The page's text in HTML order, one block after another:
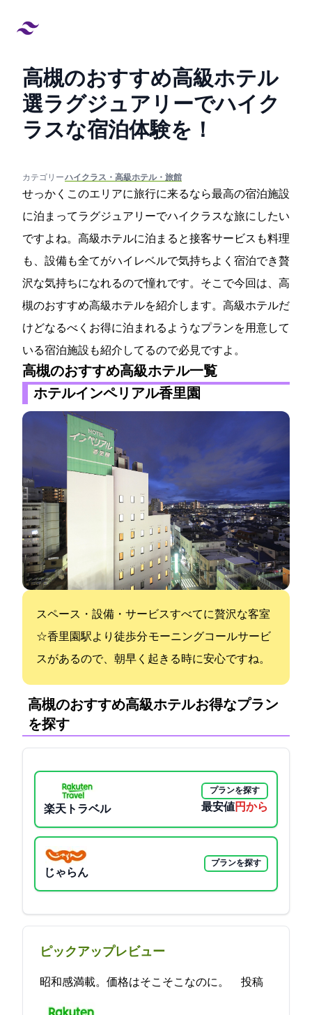
高槻のおすすめ高級ホテル9
選!ラグジュアリーでハイク
ラスな宿泊体験を！
カテゴリー:#ハイクラス・高級ホテル・旅館
せっかくこのエリアに旅行に来るなら最高の宿泊施設
に泊まってラグジュアリーでハイクラスな旅にしたい
ですよね。高級ホテルに泊まると接客サービスも料理
も、設備も全てがハイレベルで気持ちよく宿泊でき贅
沢な気持ちになれるので憧れです。そこで今回は、高
槻のおすすめ高級ホテルを紹介します。高級ホテルだ
けどなるべくお得に泊まれるようなプランを用意して
いる宿泊施設も紹介してるので必見ですよ。
高槻のおすすめ高級ホテル一覧
ホテルインペリアル香里園
スペース・設備・サービスすべてに贅沢な客室
☆香里園駅より徒歩4分 モーニングコールサービ
スがあるので、朝早く起きる時に安心ですね。
高槻のおすすめ高級ホテル:お得なプラン
を探す
楽天トラベル
プランを探す
最安値3900円から
じゃらん
プランを探す
ピックアップレビュー
昭和感満載。価格はそこそこなのに。 2021-09-27 13:37:15投稿